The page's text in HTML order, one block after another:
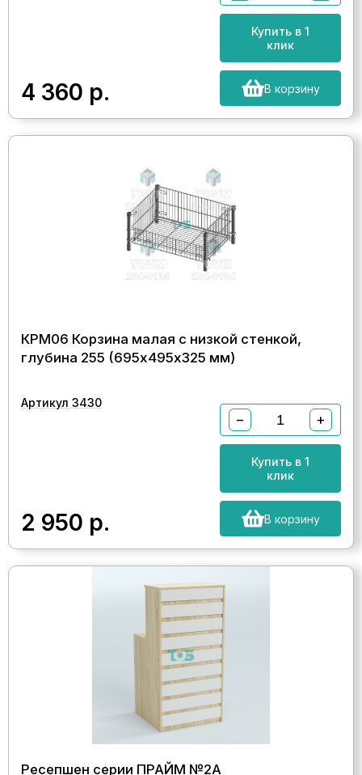
4 360 р.
Купить в 1
клик
В корзину
КРМ06 Корзина малая с низкой стенкой,
глубина 255 (695х495х325 мм)
Артикул 3430
2 950 р.
− +
Купить в 1
клик
В корзину
Ресепшен серии ПРАЙМ №2А